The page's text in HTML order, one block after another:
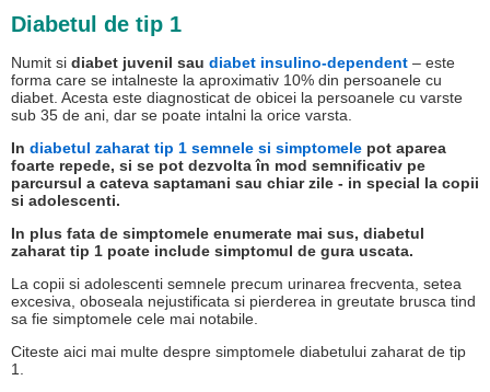
Diabetul de tip 1
Numit si diabet juvenil sau diabet insulino-dependent – este
forma care se intalneste la aproximativ 10% din persoanele cu
diabet. Acesta este diagnosticat de obicei la persoanele cu varste
sub 35 de ani, dar se poate intalni la orice varsta.
In diabetul zaharat tip 1 semnele si simptomele pot aparea
foarte repede, si se pot dezvolta în mod semnificativ pe
parcursul a cateva saptamani sau chiar zile - in special la copii
si adolescenti.
In plus fata de simptomele enumerate mai sus, diabetul
zaharat tip 1 poate include simptomul de gura uscata.
La copii si adolescenti semnele precum urinarea frecventa, setea
excesiva, oboseala nejustificata si pierderea in greutate brusca tind
sa fie simptomele cele mai notabile.
Citeste aici mai multe despre simptomele diabetului zaharat de tip
1.